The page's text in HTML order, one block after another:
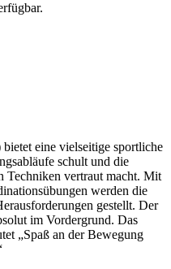
eine vielseitige sportliche
schult und die
Techniken vertraut macht. Mit
werden die
gestellt. Der
im Vordergrund. Das
„Spaß an der Bewegung